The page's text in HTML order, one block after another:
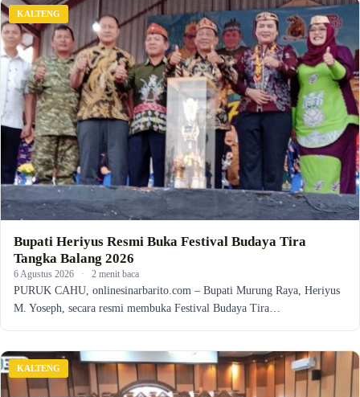
KALTENG
Bupati Heriyus Resmi Buka Festival Budaya Tira
Tangka Balang 2026
6 Agustus 2026 · 2 menit baca
PURUK CAHU, onlinesinarbarito.com – Bupati Murung Raya, Heriyus
M. Yoseph, secara resmi membuka Festival Budaya Tira…
KALTENG